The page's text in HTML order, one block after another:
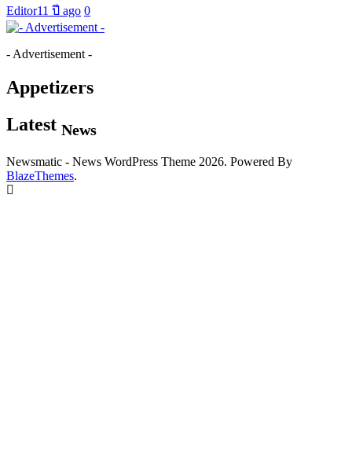
Editor11 ปี ago 0
- Advertisement -
Appetizers
Latest News
Newsmatic - News WordPress Theme 2026. Powered By
BlazeThemes.